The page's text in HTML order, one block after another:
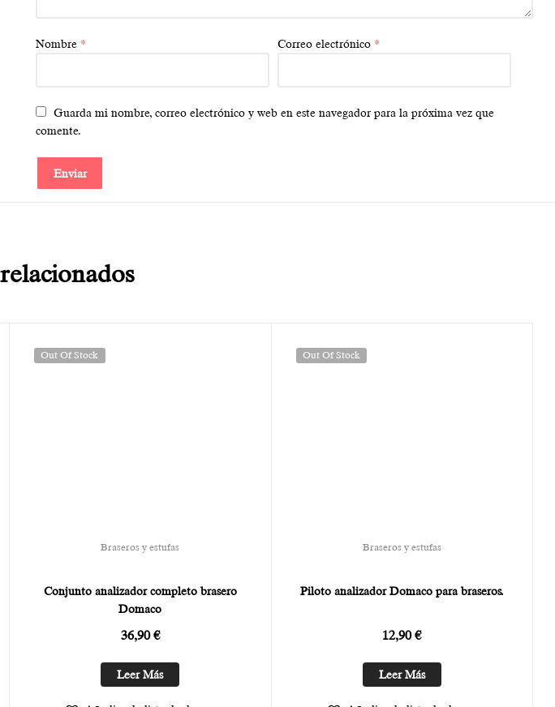
Nombre * Correo electrónico *
Guarda mi nombre, correo electrónico y web en este navegador para la próxima vez que
comente.
Out Of Stock
Braseros y estufas
Conjunto analizador completo brasero
Domaco
36,90€
Leer Más
Out Of Stock
Braseros y estufas
Piloto analizador Domaco para braseros.
12,90€
Leer Más